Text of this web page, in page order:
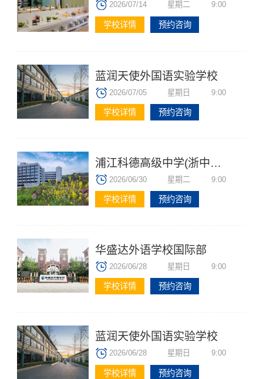
2026/07/14 星期二 9:00
学校详情 预约咨询
蓝润天使外国语实验学校
2026/07/05 星期日 9:00
学校详情 预约咨询
浦江科德高级中学(浙中阿德科特)
2026/06/30 星期二 9:00
学校详情 预约咨询
华盛达外语学校国际部
2026/06/28 星期日 9:00
学校详情 预约咨询
蓝润天使外国语实验学校
2026/06/28 星期日 9:00
学校详情 预约咨询